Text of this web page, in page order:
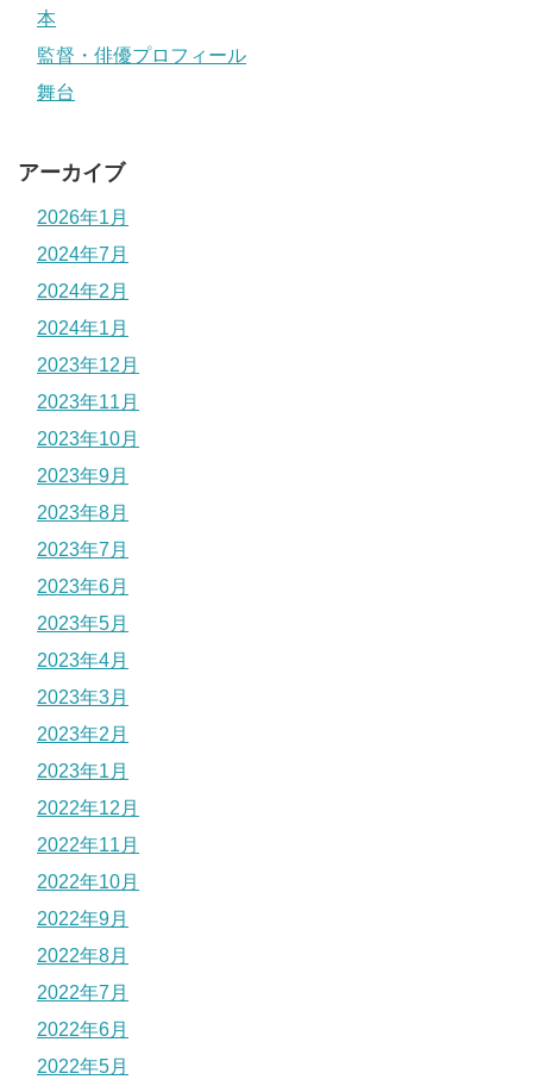
本
監督・俳優プロフィール
舞台
アーカイブ
2026年1月
2024年7月
2024年2月
2024年1月
2023年12月
2023年11月
2023年10月
2023年9月
2023年8月
2023年7月
2023年6月
2023年5月
2023年4月
2023年3月
2023年2月
2023年1月
2022年12月
2022年11月
2022年10月
2022年9月
2022年8月
2022年7月
2022年6月
2022年5月